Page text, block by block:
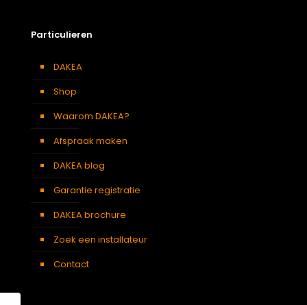
Particulieren
DAKEA
Shop
Waarom DAKEA?
Afspraak maken
DAKEA blog
Garantie registratie
DAKEA brochure
Zoek een installateur
Contact